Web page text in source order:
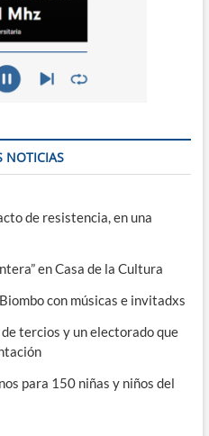
NOTICIAS
de resistencia, en una
en Casa de la Cultura
con músicas e invitadxs
tercios y un electorado que
para 150 niñas y niños del